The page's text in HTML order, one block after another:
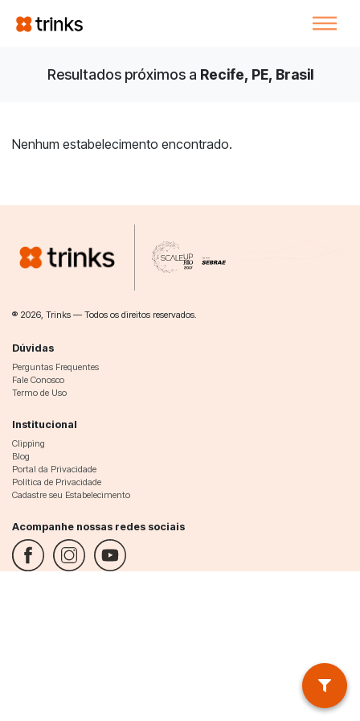
Resultados próximos a Recife, PE, Brasil
Nenhum estabelecimento encontrado.
® 2026, Trinks — Todos os direitos reservados.
Dúvidas
Perguntas Frequentes
Fale Conosco
Termo de Uso
Institucional
Clipping
Blog
Portal da Privacidade
Política de Privacidade
Cadastre seu Estabelecimento
Acompanhe nossas redes sociais